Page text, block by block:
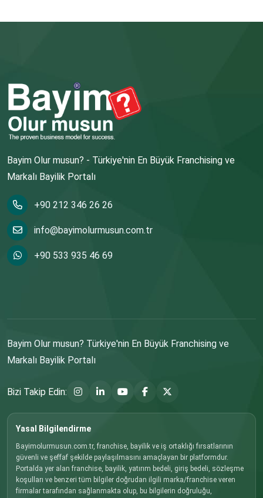
Bayim Olur musun? - Türkiye'nin En Büyük Franchising ve
Markalı Bayilik Portalı
+90 212 346 26 26
info@bayimolurmusun.com.tr
+90 533 935 46 69
Bayim Olur musun? Türkiye'nin En Büyük Franchising ve
Markalı Bayilik Portalı
Bizi Takip Edin:
Yasal Bilgilendirme
Bayimolurmusun.com.tr, franchise, bayilik ve iş ortaklığı fırsatlarının
güvenli ve şeffaf şekilde paylaşılmasını amaçlayan bir platformdur.
Portalda yer alan franchise, bayilik, yatırım bedeli, giriş bedeli, sözleşme
koşulları ve benzeri tüm bilgiler doğrudan ilgili marka/franchise veren
firmalar tarafından sağlanmakta olup, bu bilgilerin doğruluğu,